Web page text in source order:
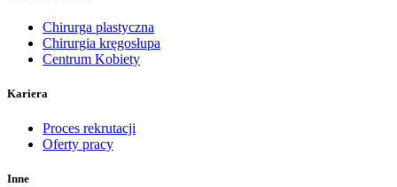
Chirurga plastyczna
Chirurgia kręgosłupa
Centrum Kobiety
Kariera
Proces rekrutacji
Oferty pracy
Inne